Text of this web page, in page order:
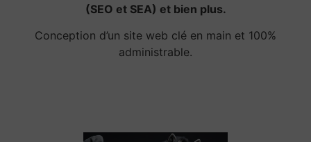
(SEO et SEA) et bien plus.
Conception d’un site web clé en main et 100%
administrable.